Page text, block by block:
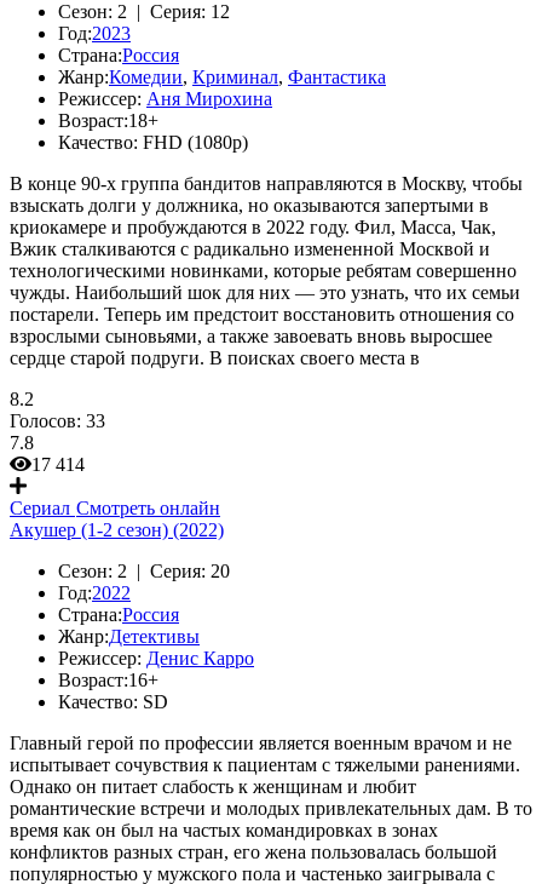
Сезон: 2 | Серия: 12
Год:2023
Страна:Россия
Жанр:Комедии, Криминал, Фантастика
Режиссер: Аня Мирохина
Возраст:18+
Качество: FHD (1080p)
В конце 90-х группа бандитов направляются в Москву, чтобы
взыскать долги у должника, но оказываются запертыми в
криокамере и пробуждаются в 2022 году. Фил, Масса, Чак,
Вжик сталкиваются с радикально измененной Москвой и
технологическими новинками, которые ребятам совершенно
чужды. Наибольший шок для них — это узнать, что их семьи
постарели. Теперь им предстоит восстановить отношения со
взрослыми сыновьями, а также завоевать вновь выросшее
сердце старой подруги. В поисках своего места в
8.2
Голосов: 33
7.8
17 414
Сериал Смотреть онлайн
Акушер (1-2 сезон) (2022)
Сезон: 2 | Серия: 20
Год:2022
Страна:Россия
Жанр:Детективы
Режиссер: Денис Карро
Возраст:16+
Качество: SD
Главный герой по профессии является военным врачом и не
испытывает сочувствия к пациентам с тяжелыми ранениями.
Однако он питает слабость к женщинам и любит
романтические встречи и молодых привлекательных дам. В то
время как он был на частых командировках в зонах
конфликтов разных стран, его жена пользовалась большой
популярностью у мужского пола и частенько заигрывала с